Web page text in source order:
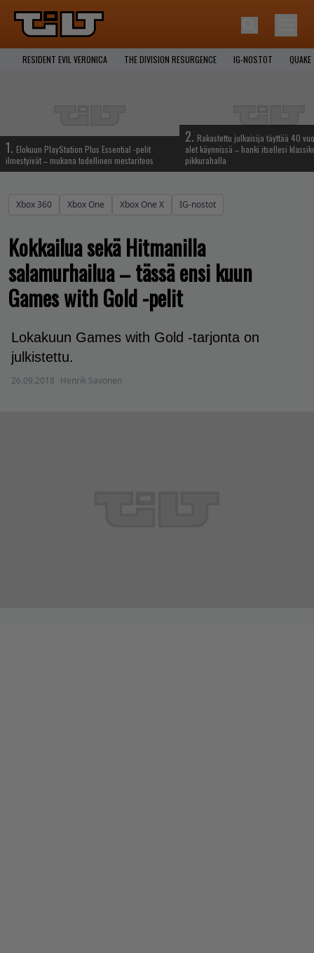
RESIDENT EVIL VERONICA THE DIVISION RESURGENCE IG-NOSTOT QUAKE
1. Elokuun PlayStation Plus Essential -pelit
ilmestyivät – mukana todellinen mestariteos
2. Rakastettu julkaisija täyttää 40
alet käynnissä – hanki itsellesi
pikkurahalla
Xbox 360 Xbox One Xbox One X IG-nostot
Kokkailua sekä Hitmanilla
salamurhailua – tässä ensi kuun
Games with Gold -pelit
Lokakuun Games with Gold -tarjonta on
julkistettu.
26.09.2018 Henrik Savonen